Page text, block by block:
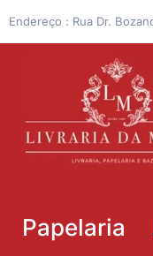
Endereço : Rua Dr.
Papelaria